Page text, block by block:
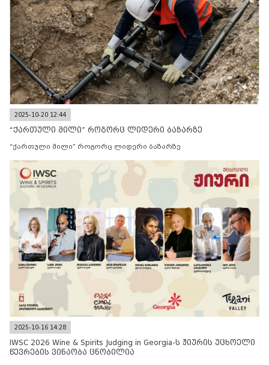
2025-10-20 12:44
“ქართული მილი” როგორც ლიდერი ბაზარზე
“ქართული მილი” როგორც ლიდერი ბაზარზე
2025-10-16 14:28
IWSC 2026 Wine & Spirits Judging in Georgia-ს ჟიურის უცხოელი
წევრების ვინაობა ცნობილია